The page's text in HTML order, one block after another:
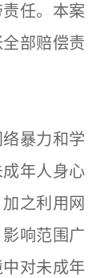
任。本案
部赔偿责
暴力和学
年人身心
之利用网
响范围广
对未成年